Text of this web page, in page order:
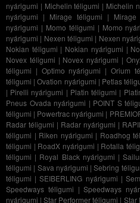
nyárigumi | Michelin téligumi | Michelin
nyárigumi | Mirage téligumi | Mirage
nyárigumi | Momo téligumi | Momo
nyárigumi | Nexen téligumi | Nexen
Nokian téligumi | Nokian nyárigumi |
Novex téligumi | Novex nyárigumi |
téligumi | Optimo nyárigumi |Orium
téligumi |Ovation nyárigumi | Petlas
| Pirelli nyárigumi | Platin téligumi |
Pneus Ovada nyárigumi | POINT S
téligumi | Powertrac nyárigumi |
Radar téligumi | Radar nyárigumi |
téligumi | Riken nyárigumi | Roadhog
téligumi | RoadX nyárigumi | Rotalla
téligumi | Royal Black nyárigumi |
téligumi | Sava nyárigumi |Sebring
téligumi |SEIBERLING nyárigumi |
Speedways téligumi |Speedways
nyárigumi |Star Performer téligumi | Star